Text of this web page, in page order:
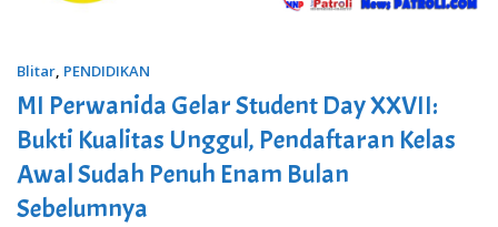
Blitar, PENDIDIKAN
MI Perwanida Gelar Student Day XXVII:
Bukti Kualitas Unggul, Pendaftaran Kelas
Awal Sudah Penuh Enam Bulan
Sebelumnya